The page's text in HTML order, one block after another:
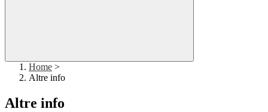
Home >
Altre info
Altre info